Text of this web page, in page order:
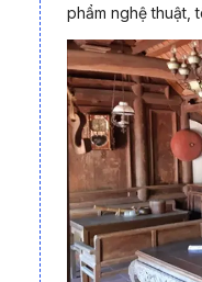
Đây không chỉ là nơi
nơi đây còn nổi tiếng là
trúc Gothic cổ kính đẹp
đông đảo, những ngày
năm…Và nếu bạn là
cũng như yêu khung
điểm tuyệt vời cho một
xứ đạo có một không
phẩm nghệ thuật,